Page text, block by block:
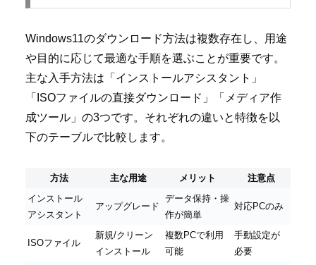
Windows11のダウンロード方法は複数存在し、用途
や目的に応じて最適な手順を選ぶことが重要です。
主な入手方法は「インストールアシスタント」
「ISOファイルの直接ダウンロード」「メディア作
成ツール」の3つです。それぞれの違いと特徴を以
下のテーブルで比較します。
方法 主な用途 メリット
注意点
インストール
アシスタント
アップグレード
データ保持・操
作が簡単
対応PCのみ
ISOファイル
新規/クリーン
インストール
複数PCで利用
可能
手動設定が
必要